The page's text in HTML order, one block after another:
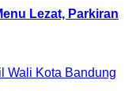
Lezat, Parkiran